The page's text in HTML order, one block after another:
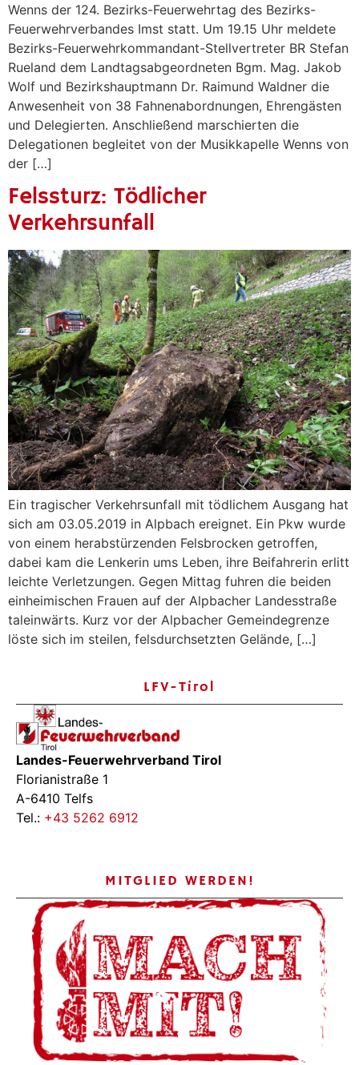
Wenns der 124. Bezirks-Feuerwehrtag des Bezirks-
Feuerwehrverbandes Imst statt. Um 19.15 Uhr meldete
Bezirks-Feuerwehrkommandant-Stellvertreter BR Stefan
Rueland dem Landtagsabgeordneten Bgm. Mag. Jakob
Wolf und Bezirkshauptmann Dr. Raimund Waldner die
Anwesenheit von 38 Fahnenabordnungen, Ehrengästen
und Delegierten. Anschließend marschierten die
Delegationen begleitet von der Musikkapelle Wenns von
der […]
Felssturz: Tödlicher
Verkehrsunfall
Ein tragischer Verkehrsunfall mit tödlichem Ausgang hat
sich am 03.05.2019 in Alpbach ereignet. Ein Pkw wurde
von einem herabstürzenden Felsbrocken getroffen,
dabei kam die Lenkerin ums Leben, ihre Beifahrerin erlitt
leichte Verletzungen. Gegen Mittag fuhren die beiden
einheimischen Frauen auf der Alpbacher Landesstraße
taleinwärts. Kurz vor der Alpbacher Gemeindegrenze
löste sich im steilen, felsdurchsetzten Gelände, […]
LFV-Tirol
Landes-Feuerwehrverband Tirol
Florianistraße 1
A-6410 Telfs
Tel.: +43 5262 6912
MITGLIED WERDEN!